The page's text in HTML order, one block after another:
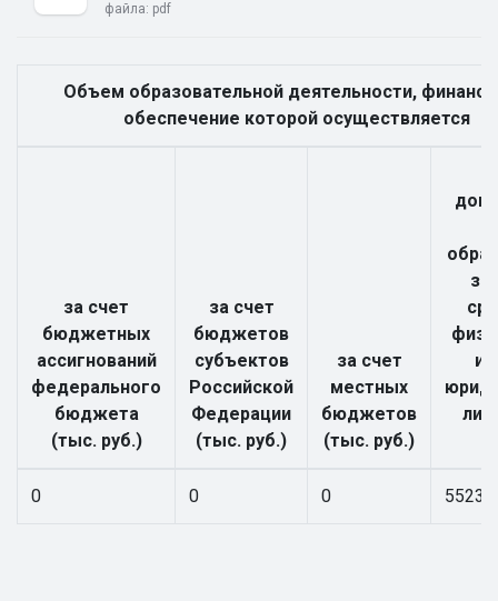
файла: pdf
Объем образовательной деятельности,
обеспечение которой осуществляется
за счет
бюджетных
ассигнований
федерального
бюджета
(тыс. руб.)
за счет
бюджетов
субъектов
Российской
Федерации
(тыс. руб.)
за счет
местных
бюджетов
(тыс. руб.)
за
и
0 0 0 5523